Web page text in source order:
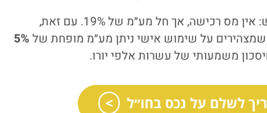
בנכס חדש: אין מס רכישה, אך חל מע״מ של 19%. עם זאת,
על שימוש אישי ניתן מע״מ מופחת של 5%
משמעותי של עשרות אלפי יורו.
לשלם על נכס בחו״ל